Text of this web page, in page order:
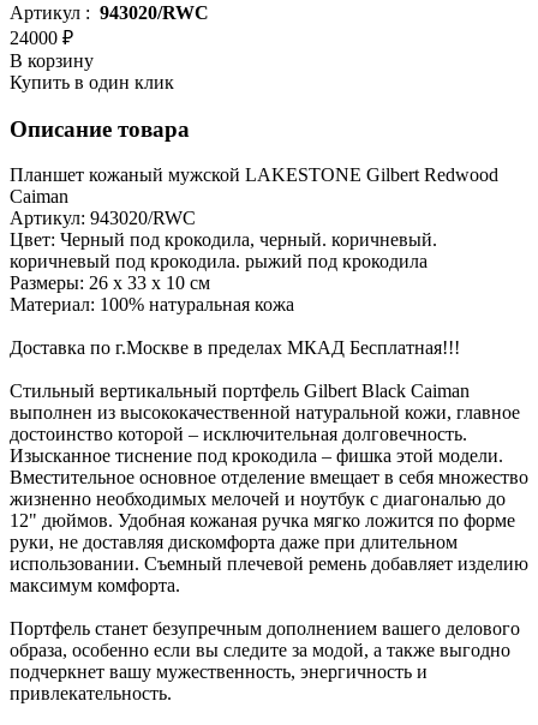
Артикул : 943020/RWC
24000 ₽
В корзину
Купить в один клик
Описание товара
Планшет кожаный мужской LAKESTONE Gilbert Redwood
Caiman
Артикул: 943020/RWC
Цвет: Черный под крокодила, черный. коричневый.
коричневый под крокодила. рыжий под крокодила
Размеры: 26 х 33 х 10 см
Материал: 100% натуральная кожа
Доставка по г.Москве в пределах МКАД Бесплатная!!!
Стильный вертикальный портфель Gilbert Black Caiman
выполнен из высококачественной натуральной кожи, главное
достоинство которой – исключительная долговечность.
Изысканное тиснение под крокодила – фишка этой модели.
Вместительное основное отделение вмещает в себя множество
жизненно необходимых мелочей и ноутбук с диагональю до
12" дюймов. Удобная кожаная ручка мягко ложится по форме
руки, не доставляя дискомфорта даже при длительном
использовании. Съемный плечевой ремень добавляет изделию
максимум комфорта.
Портфель станет безупречным дополнением вашего делового
образа, особенно если вы следите за модой, а также выгодно
подчеркнет вашу мужественность, энергичность и
привлекательность.